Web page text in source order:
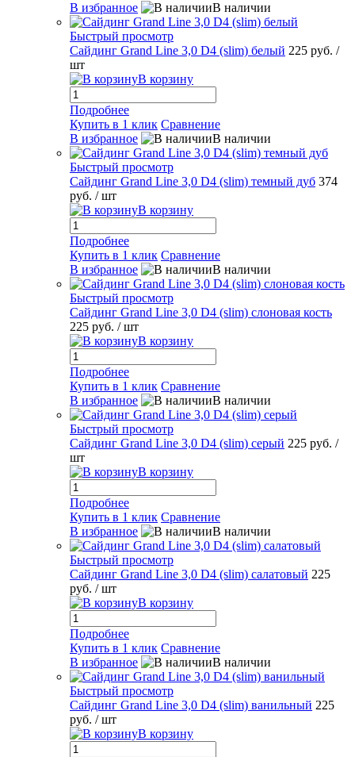
В избранное В наличии
Быстрый просмотр
Сайдинг Grand Line 3,0 D4 (slim) белый 225 руб. /
шт
В корзину
Подробнее
Купить в 1 клик Сравнение
В избранное
В наличии
Быстрый просмотр
Сайдинг Grand Line 3,0 D4 (slim) темный дуб 374
руб. / шт
В корзину
Подробнее
Купить в 1 клик Сравнение
В избранное
В наличии
Быстрый просмотр
Сайдинг Grand Line 3,0 D4 (slim) слоновая кость
225 руб. / шт
В корзину
Подробнее
Купить в 1 клик Сравнение
В избранное
В наличии
Быстрый просмотр
Сайдинг Grand Line 3,0 D4 (slim) серый 225 руб. /
шт
В корзину
Подробнее
Купить в 1 клик Сравнение
В избранное
В наличии
Быстрый просмотр
Сайдинг Grand Line 3,0 D4 (slim) салатовый 225
руб. / шт
В корзину
Подробнее
Купить в 1 клик Сравнение
В избранное
В наличии
Быстрый просмотр
Сайдинг Grand Line 3,0 D4 (slim) ванильный 225
руб. / шт
В корзину